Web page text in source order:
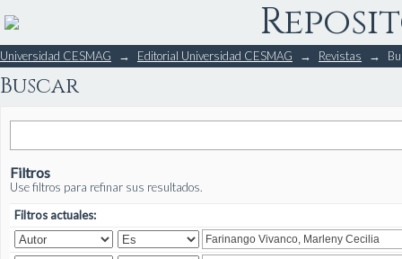
Buscar
Universidad CESMAG → Editorial Universidad CESMAG → Revistas →
Buscar
Filtros
Use filtros para refinar sus resultados.
Filtros actuales: